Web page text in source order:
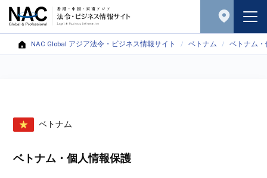
NAC Global アジア法令・ビジネス情報サイト ベトナム ベトナム
ベトナム
ベトナム・個人情報保護